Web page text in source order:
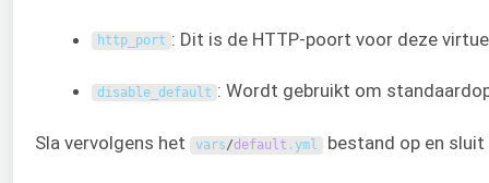
http_port : Dit is de HTTP-poort voor deze
disable_default : Wordt gebruikt om
Sla vervolgens het vars/default .yml bestand op en sluit